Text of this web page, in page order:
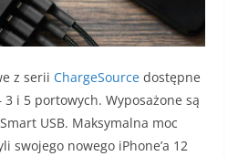
z serii ChargeSource dostępne
i 5 portowych. Wyposażone są
USB. Maksymalna moc
swojego nowego iPhone’a 12